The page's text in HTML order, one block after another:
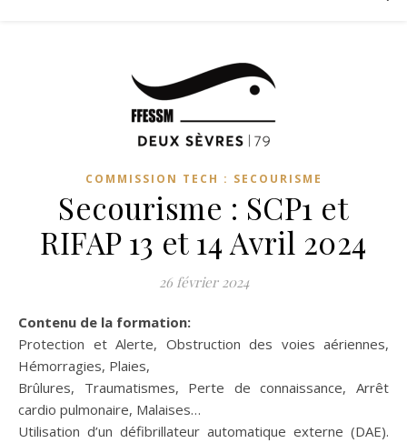
COMMISSION TECH : SECOURISME
Secourisme : SCP1 et
RIFAP 13 et 14 Avril 2024
26 février 2024
Contenu de la formation:
Protection et Alerte, Obstruction des voies aériennes,
Hémorragies, Plaies,
Brûlures, Traumatismes, Perte de connaissance, Arrêt
cardio pulmonaire, Malaises…
Utilisation d’un défibrillateur automatique externe (DAE).